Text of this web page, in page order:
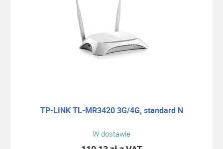
TP-LINK TL-MR3420 3G/4G, standard N
W dostawie